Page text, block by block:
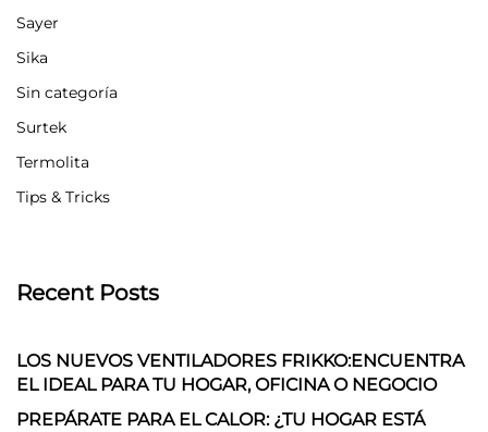
Sayer
Sika
Sin categoría
Surtek
Termolita
Tips & Tricks
Recent Posts
LOS NUEVOS VENTILADORES FRIKKO:ENCUENTRA
EL IDEAL PARA TU HOGAR, OFICINA O NEGOCIO
PREPÁRATE PARA EL CALOR: ¿TU HOGAR ESTÁ